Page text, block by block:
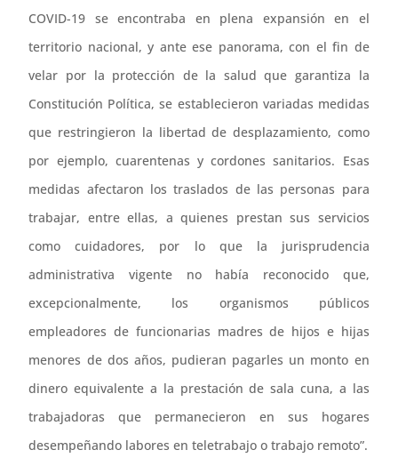
COVID-19 se encontraba en plena expansión en el
territorio nacional, y ante ese panorama, con el fin de
velar por la protección de la salud que garantiza la
Constitución Política, se establecieron variadas medidas
que restringieron la libertad de desplazamiento, como
por ejemplo, cuarentenas y cordones sanitarios. Esas
medidas afectaron los traslados de las personas para
trabajar, entre ellas, a quienes prestan sus servicios
como cuidadores, por lo que la jurisprudencia
administrativa vigente no había reconocido que,
excepcionalmente, los organismos públicos
empleadores de funcionarias madres de hijos e hijas
menores de dos años, pudieran pagarles un monto en
dinero equivalente a la prestación de sala cuna, a las
trabajadoras que permanecieron en sus hogares
desempeñando labores en teletrabajo o trabajo remoto”.